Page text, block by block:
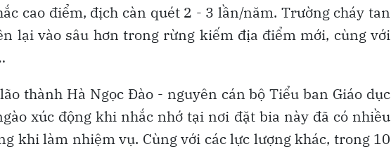
cao điểm, địch càn quét 2 - 3 lần/năm. Trường cháy tan
lại vào sâu hơn trong rừng kiếm địa điểm mới, cùng với
thành Hà Ngọc Đào - nguyên cán bộ Tiểu ban Giáo dục
xúc động khi nhắc nhớ tại nơi đặt bia này đã có nhiều
khi làm nhiệm vụ. Cùng với các lực lượng khác, trong 10